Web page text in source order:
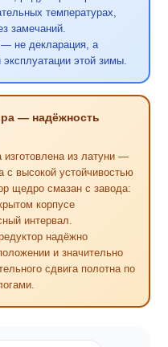
температурах,
замечаний.
— не декларация, а
этой зимы.
— надёжность
изготовлена из латуни —
с высокой устойчивостью
щедро смазан с завода:
корпусе
интервал.
надёжно
и значительно
сдвига полотна по